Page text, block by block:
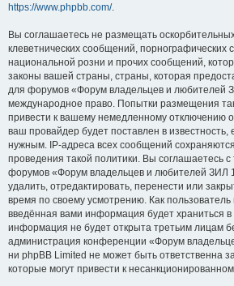
https://www.phpbb.com/.
Вы соглашаетесь не размещать
клеветнических сообщений, порнографических
национальной розни и прочих сообщений,
законы вашей страны, страны, которая
для форумов «Форум владельцев и любителей
международное право. Попытки размещения
привести к вашему немедленному отключению
ваш провайдер будет поставлен в известность,
нужным. IP-адреса всех сообщений
проведения такой политики. Вы соглашаетесь
форумов «Форум владельцев и любителей ЗИЛ
удалить, отредактировать, перенести или
время по своему усмотрению. Как пользователь
введённая вами информация будет храниться
информация не будет открыта третьим лицам
администрация конференции «Форум
ни phpBB Limited не может быть ответственна
которые могут привести к